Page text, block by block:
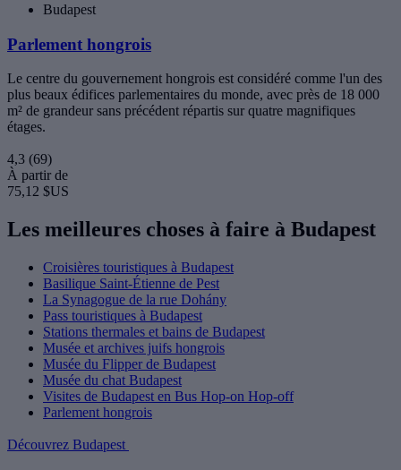
Budapest
Parlement hongrois
Le centre du gouvernement hongrois est considéré comme l'un des
plus beaux édifices parlementaires du monde, avec près de 18 000
m² de grandeur sans précédent répartis sur quatre magnifiques
étages.
4,3 (69)
À partir de
75,12 $US
Les meilleures choses à faire à Budapest
Croisières touristiques à Budapest
Basilique Saint-Étienne de Pest
La Synagogue de la rue Dohány
Pass touristiques à Budapest
Stations thermales et bains de Budapest
Musée et archives juifs hongrois
Musée du Flipper de Budapest
Musée du chat Budapest
Visites de Budapest en Bus Hop-on Hop-off
Parlement hongrois
Découvrez Budapest